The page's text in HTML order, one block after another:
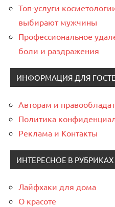
Топ-услуги
выбирают мужчины
Профессиональное
боли и раздражения
ИНФОРМАЦИЯ ДЛЯ
Авторам и
Политика
Реклама и Контакты
ИНТЕРЕСНОЕ В РУБРИКАХ
Лайфхаки для дома
О красоте